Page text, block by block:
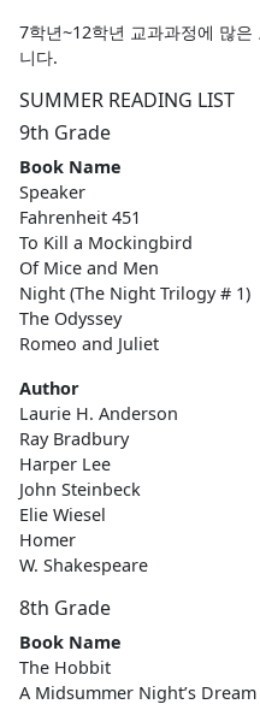
7학년~12학년 교과과정에 많
니다.
SUMMER READING LIST
9th Grade
Book Name
Speaker
Fahrenheit 451
To Kill a Mockingbird
Of Mice and Men
Night (The Night Trilogy # 1)
The Odyssey
Romeo and Juliet
Author
Laurie H. Anderson
Ray Bradbury
Harper Lee
John Steinbeck
Elie Wiesel
Homer
W. Shakespeare
8th Grade
Book Name
The Hobbit
A Midsummer Night’s Dream